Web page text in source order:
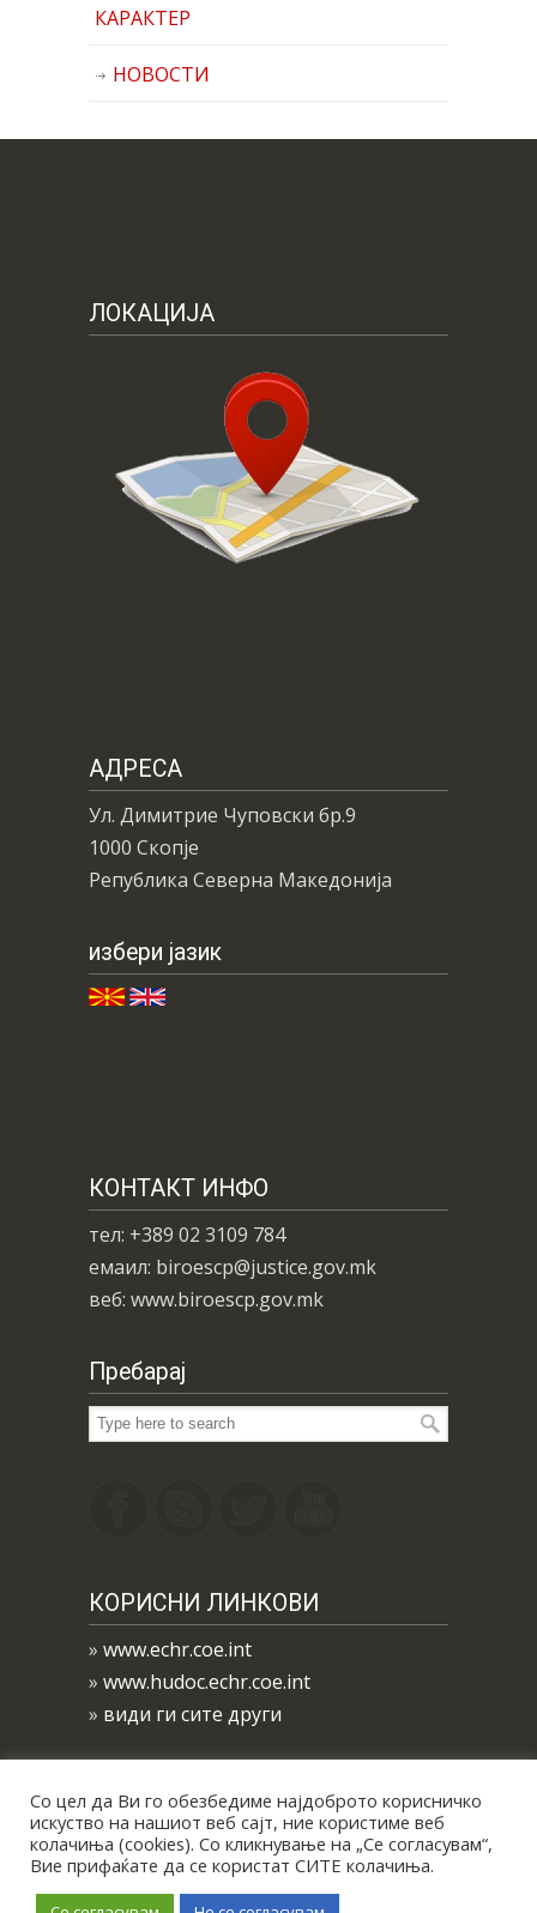
КАРАКТЕР
НОВОСТИ
ЛОКАЦИЈА
АДРЕСА
Ул. Димитрие Чуповски бр.9
1000 Скопје
Република Северна Македонија
избери јазик
КОНТАКТ ИНФО
тел: +389 02 3109 784
емаил: biroescp@justice.gov.mk
веб: www.biroescp.gov.mk
Пребарај
КОРИСНИ ЛИНКОВИ
» www.echr.coe.int
» www.hudoc.echr.coe.int
» види ги сите други
Со цел да Ви го обезбедиме најдоброто корисничко
искуство на нашиот веб сајт, ние користиме веб
колачиња (cookies). Со кликнување на „Се согласувам“,
Вие прифаќате да се користат СИТЕ колачиња.